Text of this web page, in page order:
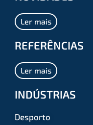
Ler mais
REFERÊNCIAS
Ler mais
INDÚSTRIAS
Desporto